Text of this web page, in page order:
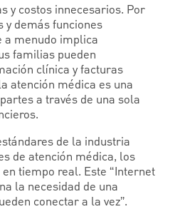
y costos innecesarios. Por
demás funciones
a menudo implica
familias pueden
clínica y facturas
atención médica es una
a través de una sola
de la industria
de atención médica, los
tiempo real. Este “Internet
la necesidad de una
conectar a la vez”.